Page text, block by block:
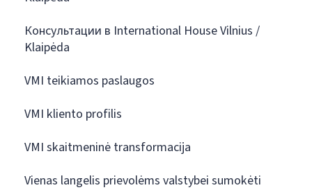
Консультации в International House Vilnius /
Klaipėda
VMI teikiamos paslaugos
VMI kliento profilis
VMI skaitmeninė transformacija
Vienas langelis prievolėms valstybei sumokėti